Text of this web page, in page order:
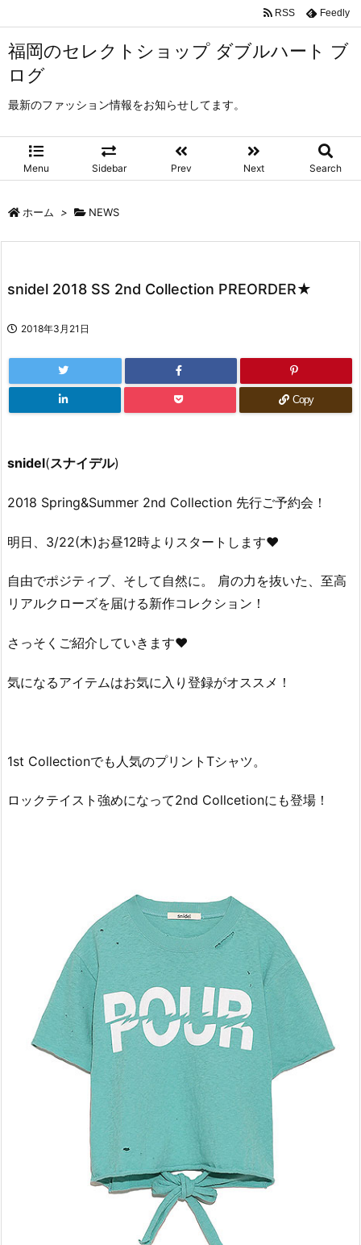
福岡のセレクトショップ ダブルハート ブ
ログ
最新のファッション情報をお知らせしてます。
Menu Sidebar Prev Next Search
RSS Feedly
ホーム > NEWS
snidel 2018 SS 2nd Collection PREORDER★
2018年3月21日
Copy
snidel(スナイデル)
2018 Spring&Summer 2nd Collection 先行ご予約会！
明日、3/22(木)お昼12時よりスタートします♥
自由でポジティブ、そして自然に。 肩の力を抜いた、至高
リアルクローズを届ける新作コレクション！
さっそくご紹介していきます♥
気になるアイテムはお気に入り登録がオススメ！
1st Collectionでも人気のプリントTシャツ。
ロックテイスト強めになって2nd Collcetionにも登場！